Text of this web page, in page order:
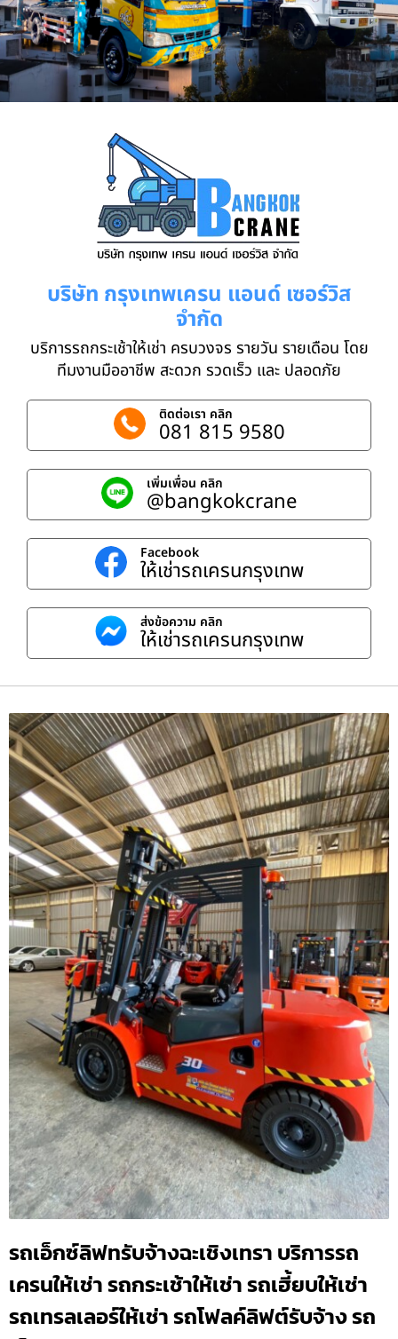
บริษัท กรุงเทพเครน แอนด์ เซอร์วิส
จำกัด
บริการรถกระเช้าให้เช่า ครบวงจร รายวัน รายเดือน โดย
ทีมงานมืออาชีพ สะดวก รวดเร็ว และ ปลอดภัย
ติดต่อเรา คลิก
081 815 9580
เพิ่มเพื่อน คลิก
@bangkokcrane
Facebook
ให้เช่ารถเครนกรุงเทพ
ส่งข้อความ คลิก
ให้เช่ารถเครนกรุงเทพ
รถเอ็กซ์ลิฟทรับจ้างฉะเชิงเทรา บริการรถ
เครนให้เช่า รถกระเช้าให้เช่า รถเฮี้ยบให้เช่า
รถเทรลเลอร์ให้เช่า รถโฟลค์ลิฟต์รับจ้าง รถ